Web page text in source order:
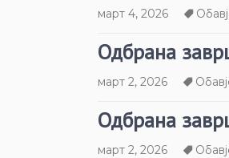
март 4, 2026
Одбрана
март 2, 2026
Одбрана
март 2, 2026